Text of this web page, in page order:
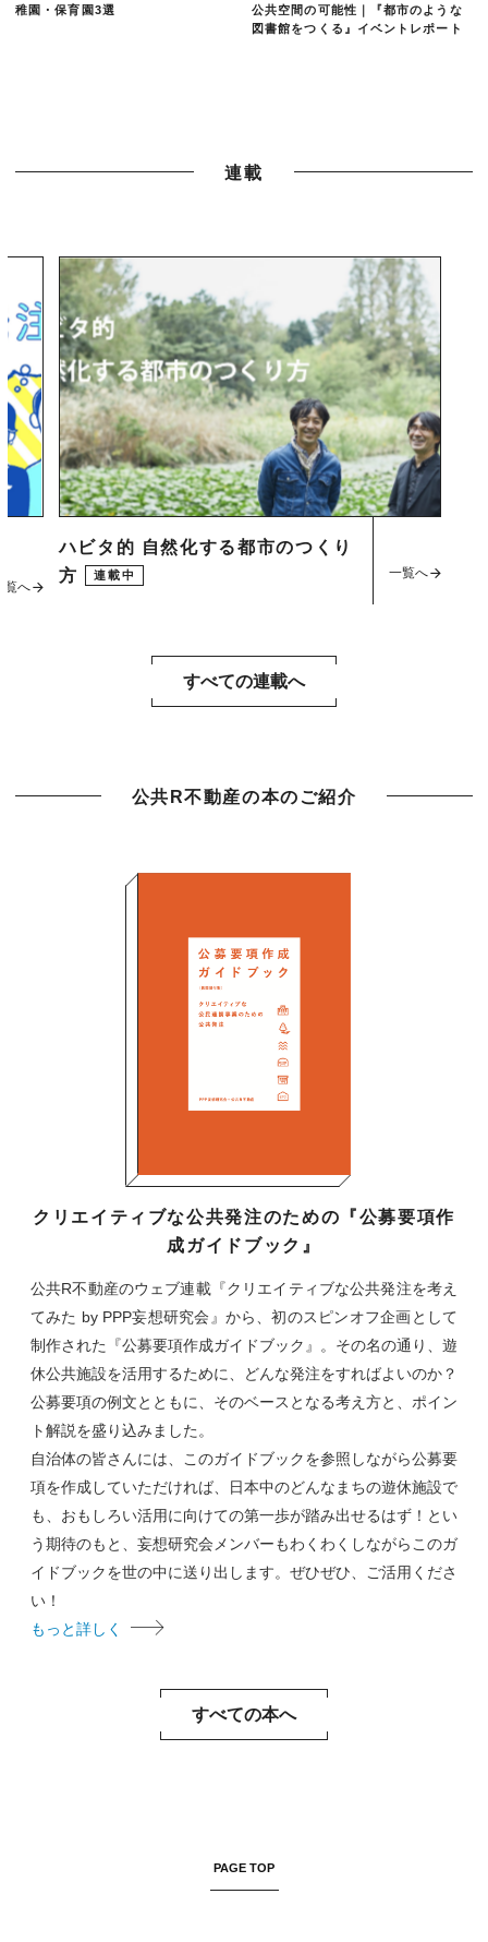
稚園・保育園3選
公共空間の可能性｜『都市のような
図書館をつくる』イベントレポート
連載
ハビタ的 自然化する都市のつくり
方
連載中
一覧へ
覧へ
すべての連載へ
公共R不動産の本のご紹介
クリエイティブな公共発注のための『公募要項作
成ガイドブック』
公共R不動産のウェブ連載『クリエイティブな公共発注を考え
てみた by PPP妄想研究会』から、初のスピンオフ企画として
制作された『公募要項作成ガイドブック』。その名の通り、遊
休公共施設を活用するために、どんな発注をすればよいのか？
公募要項の例文とともに、そのベースとなる考え方と、ポイン
ト解説を盛り込みました。
自治体の皆さんには、このガイドブックを参照しながら公募要
項を作成していただければ、日本中のどんなまちの遊休施設で
も、おもしろい活用に向けての第一歩が踏み出せるはず！とい
う期待のもと、妄想研究会メンバーもわくわくしながらこのガ
イドブックを世の中に送り出します。ぜひぜひ、ご活用くださ
い！
もっと詳しく
すべての本へ
PAGE TOP